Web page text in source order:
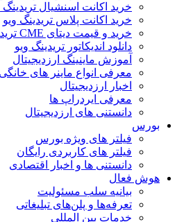
خرید اکانت اسنشیال تریدینگ
خرید اکانت پلاس تریدینگ ویو
خرید و قیمت دیتای CME تریدینگ ویو
دانلود اندیکاتور تریدینگ ویو
آموزش ماینینگ ارزدیجیتال
معرفی انواع ماینر های
اخبار ارزدیجیتال
معرفی ایردراپ ها
دانستنی های ارزدیجیتال
بورس
فیلتر های ویژه بورس
فیلتر های کاربردی رایگان
دانستنی ها و اخبار اقتصادی
هوش فعال
بیانیه سلب مسئولیت
تعرفه‌ها و پلن‌های تبلیغاتی
خدمات بین المللی